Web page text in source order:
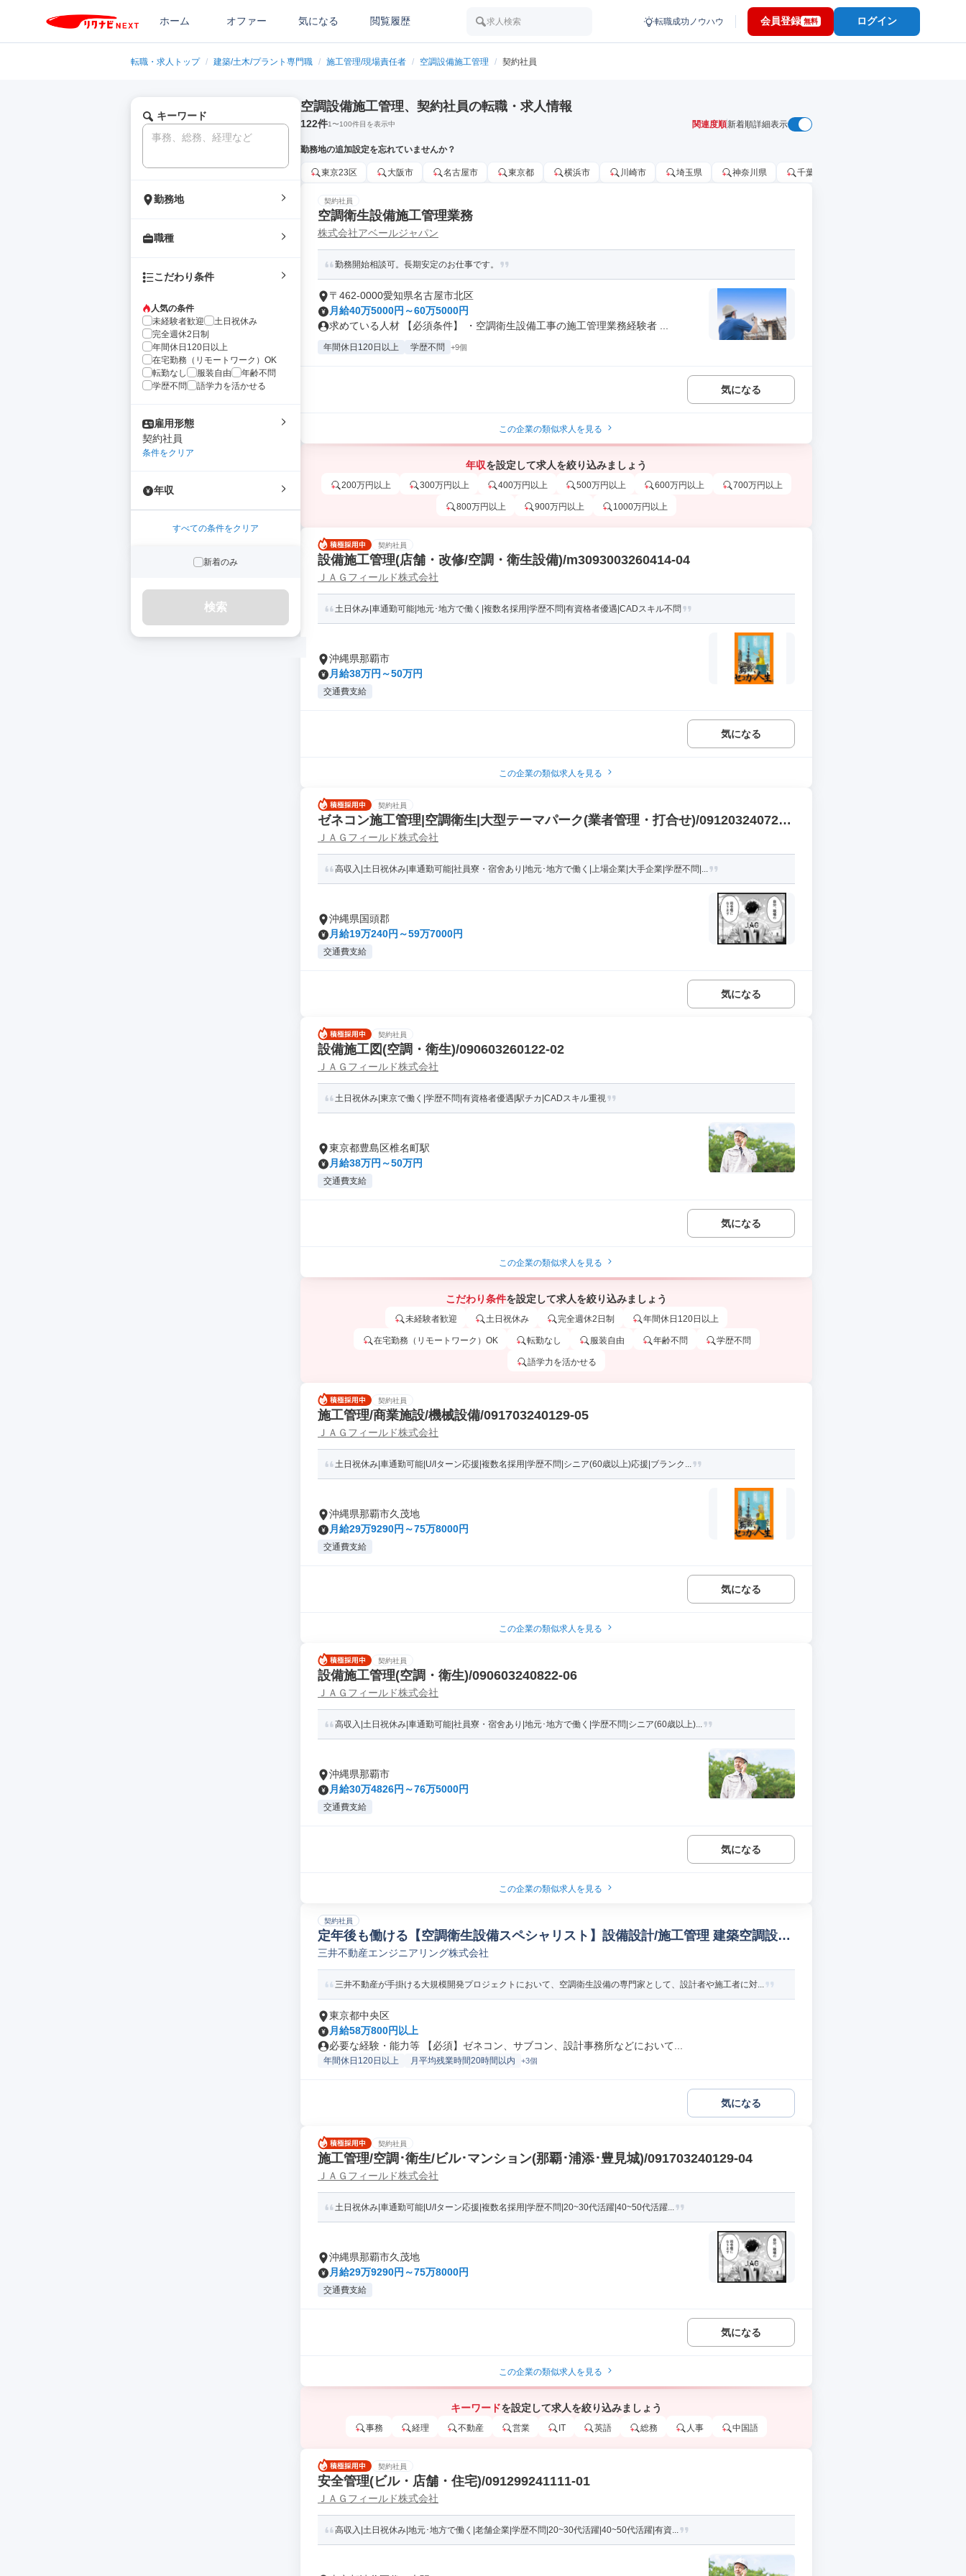
ホーム オファー 気になる 閲覧履歴 求人検索 転職成功ノウハウ 会員登録 無料 ログイン
転職・求人トップ / 建築/土木/プラント専門職 / 施工管理/現場責任者 / 空調設備施工管理 / 契約社員
キーワード
勤務地
職種
こだわり条件
人気の条件
未経験者歓迎
土日祝休み
完全週休2日制
年間休日120日以上
在宅勤務（リモートワーク）OK
転勤なし
服装自由
年齢不問
学歴不問
語学力を活かせる
雇用形態
契約社員
条件をクリア
年収
すべての条件をクリア
新着のみ
検索
空調設備施工管理、契約社員の転職・求人情報
122件1〜100件目を表示中 関連度順新着順詳細表示
勤務地の追加設定を忘れていませんか？
東京23区 大阪市 名古屋市 東京都 横浜市 川崎市 埼玉県 神奈川県 千葉市
契約社員
空調衛生設備施工管理業務
株式会社アベールジャパン
勤務開始相談可。長期安定のお仕事です。
〒462-0000愛知県名古屋市北区
月給40万5000円～60万5000円
求めている人材 【必須条件】 ・空調衛生設備工事の施工管理業務経験者 ...
年間休日120日以上 学歴不問 +9個
気になる
この企業の類似求人を見る
年収を設定して求人を絞り込みましょう
200万円以上 300万円以上 400万円以上 500万円以上 600万円以上 700万円以上
800万円以上 900万円以上 1000万円以上
契約社員
設備施工管理(店舗・改修/空調・衛生設備)/m3093003260414-04
ＪＡＧフィールド株式会社
土日休み|車通勤可能|地元･地方で働く|複数名採用|学歴不問|有資格者優遇|CADスキル不問
沖縄県那覇市
月給38万円～50万円
交通費支給
気になる
この企業の類似求人を見る
契約社員
ゼネコン施工管理|空調衛生|大型テーマパーク(業者管理・打合せ)/091203240726-
06
ＪＡＧフィールド株式会社
高収入|土日祝休み|車通勤可能|社員寮・宿舍あり|地元･地方で働く|上場企業|大手企業|学歴不問|...
沖縄県国頭郡
月給19万240円～59万7000円
交通費支給
気になる
契約社員
設備施工図(空調・衛生)/090603260122-02
ＪＡＧフィールド株式会社
土日祝休み|東京で働く|学歴不問|有資格者優遇|駅チカ|CADスキル重視
東京都豊島区椎名町駅
月給38万円～50万円
交通費支給
気になる
この企業の類似求人を見る
こだわり条件を設定して求人を絞り込みましょう
未経験者歓迎 土日祝休み 完全週休2日制 年間休日120日以上
在宅勤務（リモートワーク）OK 転勤なし 服装自由 年齢不問 学歴不問
語学力を活かせる
契約社員
施工管理/商業施設/機械設備/091703240129-05
ＪＡＧフィールド株式会社
土日祝休み|車通勤可能|U/Iターン応援|複数名採用|学歴不問|シニア(60歳以上)応援|ブランク...
沖縄県那覇市久茂地
月給29万9290円～75万8000円
交通費支給
気になる
この企業の類似求人を見る
契約社員
設備施工管理(空調・衛生)/090603240822-06
ＪＡＧフィールド株式会社
高収入|土日祝休み|車通勤可能|社員寮・宿舍あり|地元･地方で働く|学歴不問|シニア(60歳以上)...
沖縄県那覇市
月給30万4826円～76万5000円
交通費支給
気になる
この企業の類似求人を見る
契約社員
定年後も働ける【空調衛生設備スペシャリスト】設備設計/施工管理 建築空調設備
設計
三井不動産エンジニアリング株式会社
三井不動産が手掛ける大規模開発プロジェクトにおいて、空調衛生設備の専門家として、設計者や施工者に対...
東京都中央区
月給58万800円以上
必要な経験・能力等 【必須】ゼネコン、サブコン、設計事務所などにおいて...
年間休日120日以上 月平均残業時間20時間以内 +3個
気になる
契約社員
施工管理/空調･衛生/ビル･マンション(那覇･浦添･豊見城)/091703240129-04
ＪＡＧフィールド株式会社
土日祝休み|車通勤可能|U/Iターン応援|複数名採用|学歴不問|20~30代活躍|40~50代活躍...
沖縄県那覇市久茂地
月給29万9290円～75万8000円
交通費支給
気になる
この企業の類似求人を見る
キーワードを設定して求人を絞り込みましょう
事務 経理 不動産 営業 IT 英語 総務 人事 中国語
契約社員
安全管理(ビル・店舗・住宅)/091299241111-01
ＪＡＧフィールド株式会社
高収入|土日祝休み|地元･地方で働く|老舗企業|学歴不問|20~30代活躍|40~50代活躍|有資...